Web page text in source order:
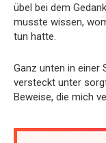
übel bei dem
musste wissen,
tun hatte.
Ganz unten in einer
versteckt unter
Beweise, die mich